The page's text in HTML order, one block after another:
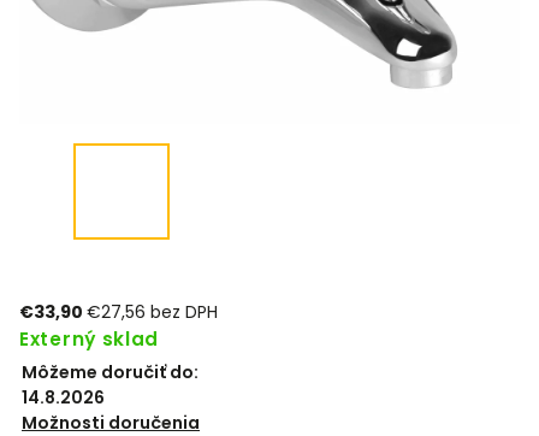
€33,90 €27,56 bez DPH
Externý sklad
Môžeme doručiť do:
14.8.2026
Možnosti doručenia